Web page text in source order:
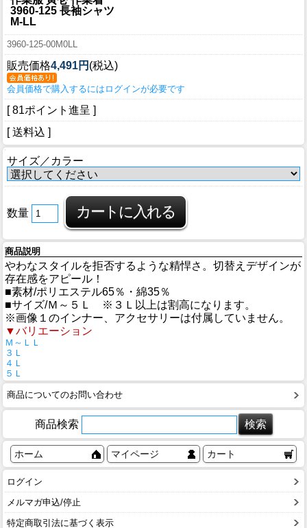
3960-125 長袖シャツ
M-LL
3960-125-00M0LL
販売価格4,491円 (税込)
会員価格で購入するにはログインが必要です
[ 81ポイント進呈 ]
[ 送料込 ]
サイズ／カラー
数量
商品説明
やわなスタイルを拒否するような精悍さ。切替えデザインが
存在感をアピール！
■素材/ポリエステル65％・綿35％
■サイズ/Ｍ～５Ｌ ※３Ｌ以上は割高になります。
※画像１のインナー、アクセサリーは付属していません。
▼バリエーション
Ｍ～ＬＬ
３Ｌ
４Ｌ
５Ｌ
商品についてのお問い合わせ
商品検索
ホーム マイページ カート
ログイン
メルマガ申込/停止
特定商取引法に基づく表示